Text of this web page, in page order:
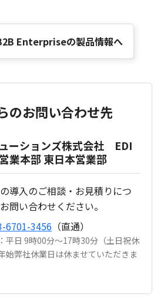
Enterpriseの製品情報へ
のお問い合わせ先
ーションズ株式会社 EDI
業本部 東日本営業部
導入のご相談・お見積りにつ
問い合わせください。
6701-3456 （直通）
平日 9時00分～17時30分（土日祝休
始弊社休業日は休ませていただきま